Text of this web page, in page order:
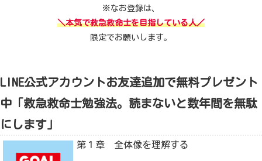
※なお登録は、
＼本気で救急救命士を目指している人／
限定でお願いします。
LINE公式アカウントお友達追加で無料プレゼント
中「救急救命士勉強法。読まないと数年間を無駄
にします」
第１章 全体像を理解する